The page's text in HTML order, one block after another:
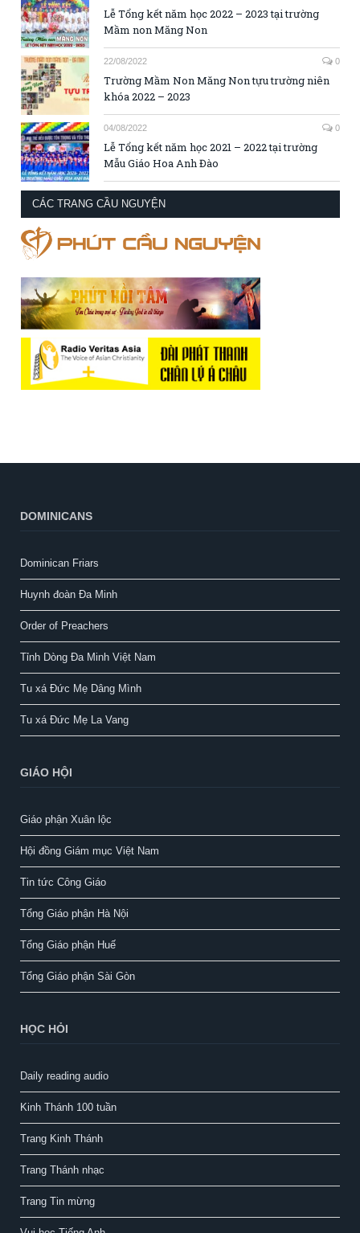
Lễ Tổng kết năm học 2022 – 2023 tại trường
Mầm non Măng Non
22/08/2022 0
Trường Mầm Non Măng Non tựu trường niên
khóa 2022 – 2023
04/08/2022 0
Lễ Tổng kết năm học 2021 – 2022 tại trường
Mẫu Giáo Hoa Anh Đào
CÁC TRANG CẦU NGUYỆN
DOMINICANS
Dominican Friars
Huynh đoàn Đa Minh
Order of Preachers
Tỉnh Dòng Đa Minh Việt Nam
Tu xá Đức Mẹ Dâng Mình
Tu xá Đức Mẹ La Vang
GIÁO HỘI
Giáo phận Xuân lộc
Hội đồng Giám mục Việt Nam
Tin tức Công Giáo
Tổng Giáo phận Hà Nội
Tổng Giáo phận Huế
Tổng Giáo phận Sài Gòn
HỌC HỎI
Daily reading audio
Kinh Thánh 100 tuần
Trang Kinh Thánh
Trang Thánh nhạc
Trang Tin mừng